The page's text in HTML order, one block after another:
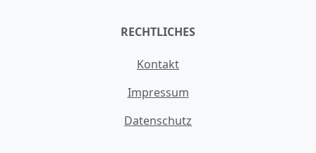
RECHTLICHES
Kontakt
Impressum
Datenschutz